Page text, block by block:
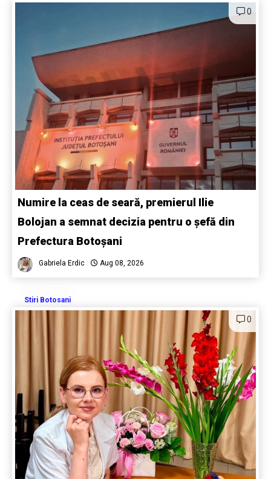
0
Numire la ceas de seară, premierul Ilie
Bolojan a semnat decizia pentru o șefă din
Prefectura Botoșani
Gabriela Erdic Aug 08, 2026
Stiri Botosani
0